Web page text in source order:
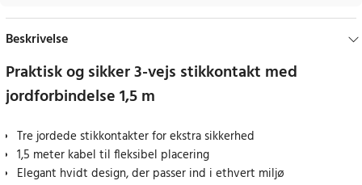
Beskrivelse
Praktisk og sikker 3-vejs stikkontakt med
jordforbindelse 1,5 m
Tre jordede stikkontakter for ekstra sikkerhed
1,5 meter kabel til fleksibel placering
Elegant hvidt design, der passer ind i ethvert miljø